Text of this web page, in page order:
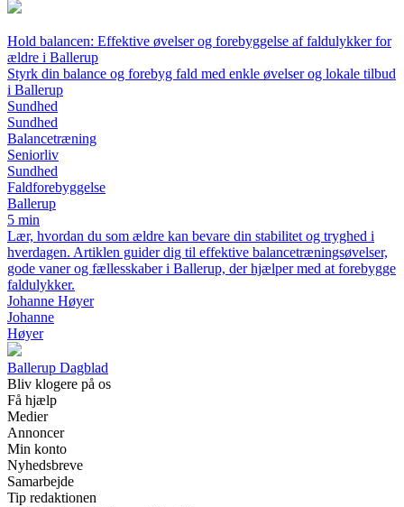
Hold balancen: Effektive øvelser og forebyggelse af faldulykker for
ældre i Ballerup
Styrk din balance og forebyg fald med enkle øvelser og lokale tilbud
i Ballerup
Sundhed
Sundhed
Balancetræning
Seniorliv
Sundhed
Faldforebyggelse
Ballerup
5 min
Lær, hvordan du som ældre kan bevare din stabilitet og tryghed i
hverdagen. Artiklen guider dig til effektive balancetræningsøvelser,
gode vaner og fællesskaber i Ballerup, der hjælper med at forebygge
faldulykker.
Johanne Høyer
Johanne
Høyer
Ballerup Dagblad
Bliv klogere på os
Få hjælp
Medier
Annoncer
Min konto
Nyhedsbreve
Samarbejde
Tip redaktionen